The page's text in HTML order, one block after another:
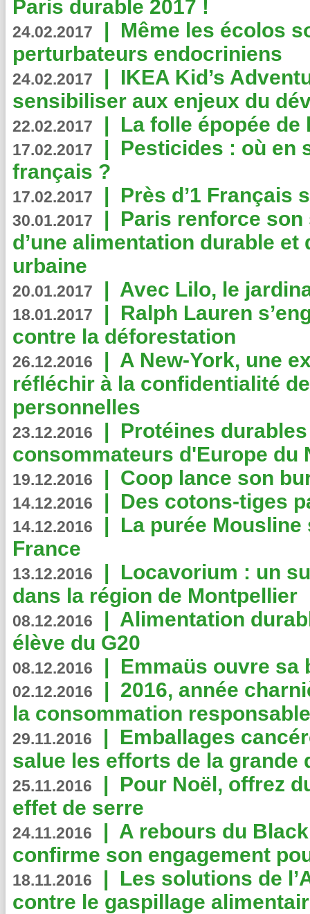
Paris durable 2017 !
24.02.2017 | Même les écolos
perturbateurs endocriniens
24.02.2017 | IKEA Kid’s
sensibiliser aux enjeux du
22.02.2017 | La folle épopée de
17.02.2017 | Pesticides : où en
français ?
17.02.2017 | Près d’1 Français
30.01.2017 | Paris renforce
d’une alimentation durable et
urbaine
20.01.2017 | Avec Lilo, le
18.01.2017 | Ralph Lauren
contre la déforestation
26.12.2016 | A New-York, une
réfléchir à la confidentialité
personnelles
23.12.2016 | Protéines
consommateurs d'Europe du
19.12.2016 | Coop lance son
14.12.2016 | Des cotons-tiges
14.12.2016 | La purée
France
13.12.2016 | Locavorium : un
dans la région de Montpellier
08.12.2016 | Alimentation
élève du G20
08.12.2016 | Emmaüs ouvre sa
02.12.2016 | 2016, année
la consommation
29.11.2016 | Emballages
salue les efforts de la grande
25.11.2016 | Pour Noël, offrez
effet de serre
24.11.2016 | A rebours du
confirme son engagement
18.11.2016 | Les solutions de
contre le gaspillage